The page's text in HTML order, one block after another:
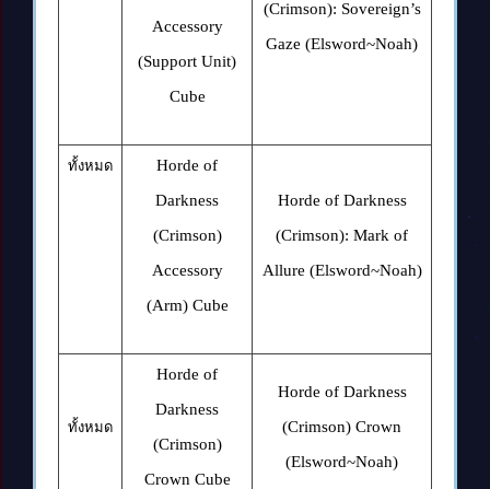
Accessory
(Support Unit)
Cube
(Crimson): Sovereign’s
Gaze (Elsword~Noah)
ทั้งหมด
Horde of
Darkness
(Crimson)
Accessory
(Arm) Cube
Horde of Darkness
(Crimson): Mark of
Allure (Elsword~Noah)
ทั้งหมด
Horde of
Darkness
(Crimson)
Crown Cube
Horde of Darkness
(Crimson) Crown
(Elsword~Noah)